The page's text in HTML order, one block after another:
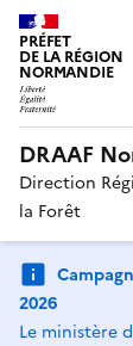
PRÉFET
DE LA RÉGION
NORMANDIE
DRAAF
Direction
la Forêt
2026
Le ministère